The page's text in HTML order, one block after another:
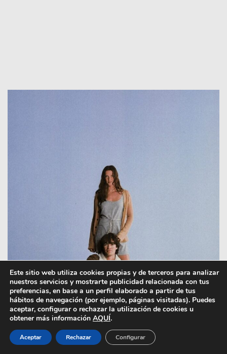
Este sitio web utiliza cookies propias y de terceros para analizar
nuestros servicios y mostrarte publicidad relacionada con tus
preferencias, en base a un perfil elaborado a partir de tus
hábitos de navegación (por ejemplo, páginas visitadas). Puedes
aceptar, configurar o rechazar la utilización de cookies u
obtener más información AQUÍ.
Aceptar Rechazar Configurar